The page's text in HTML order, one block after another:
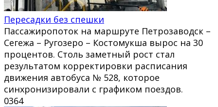
Пересадки без спешки
Пассажиропоток на маршруте Петрозаводск –
Сегежа – Ругозеро – Костомукша вырос на 30
процентов. Столь заметный рост стал
результатом корректировки расписания
движения автобуса № 528, которое
синхронизировали с графиком поездов.
0364